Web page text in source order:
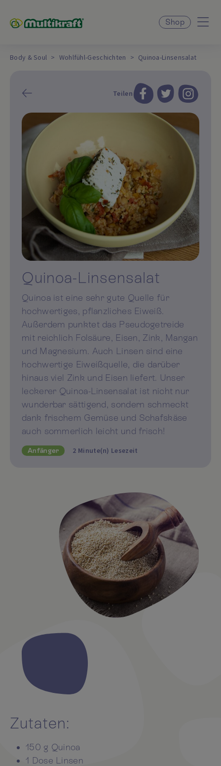
Shop
Body & Soul Wohlfühl-Geschichten Quinoa-Linsensalat
Teilen
Quinoa-Linsensalat
Quinoa ist eine sehr gute Quelle für
hochwertiges, pflanzliches Eiweiß.
Außerdem punktet das Pseudogetreide
mit reichlich Folsäure, Eisen, Zink, Mangan
und Magnesium. Auch Linsen sind eine
hochwertige Eiweißquelle, die darüber
hinaus viel Zink und Eisen liefert. Unser
leckerer Quinoa-Linsensalat ist nicht nur
wunderbar sättigend, sondern schmeckt
dank frischem Gemüse und Schafskäse
auch sommerlich leicht und frisch!
Anfänger 2 Minute(n) Lesezeit
Zutaten:
150 g Quinoa
1 Dose Linsen